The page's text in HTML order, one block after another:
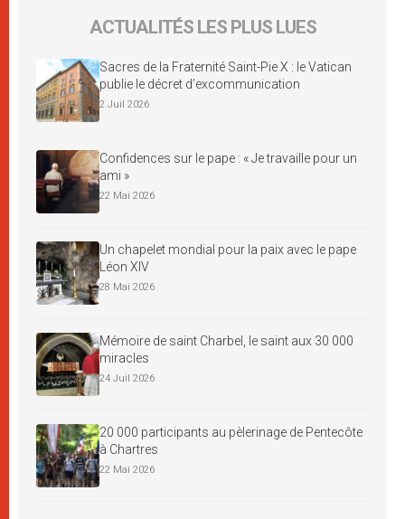
ACTUALITÉS LES PLUS LUES
Sacres de la Fraternité Saint-Pie X : le Vatican
publie le décret d’excommunication
2 Juil 2026
Confidences sur le pape : « Je travaille pour un
ami »
22 Mai 2026
Un chapelet mondial pour la paix avec le pape
Léon XIV
28 Mai 2026
Mémoire de saint Charbel, le saint aux 30 000
miracles
24 Juil 2026
20 000 participants au pèlerinage de Pentecôte
à Chartres
22 Mai 2026